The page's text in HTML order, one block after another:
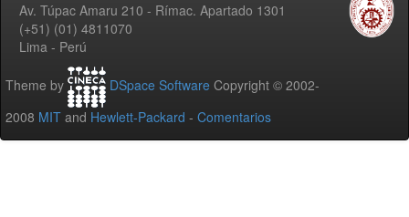
Av. Túpac Amaru 210 - Rímac. Apartado 1301
(+51) (01) 4811070
Lima - Perú
Theme by DSpace Software Copyright © 2002-
2008 MIT and Hewlett-Packard - Comentarios